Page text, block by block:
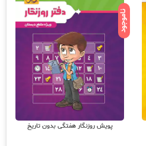
ناموجود
پویش روزنگار هفتگی بدون تاریخ